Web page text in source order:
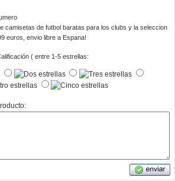
camisetas de futbol baratas para los clubs y la seleccion
euros, envio libre a Espana!
( entre 1-5 estrellas: